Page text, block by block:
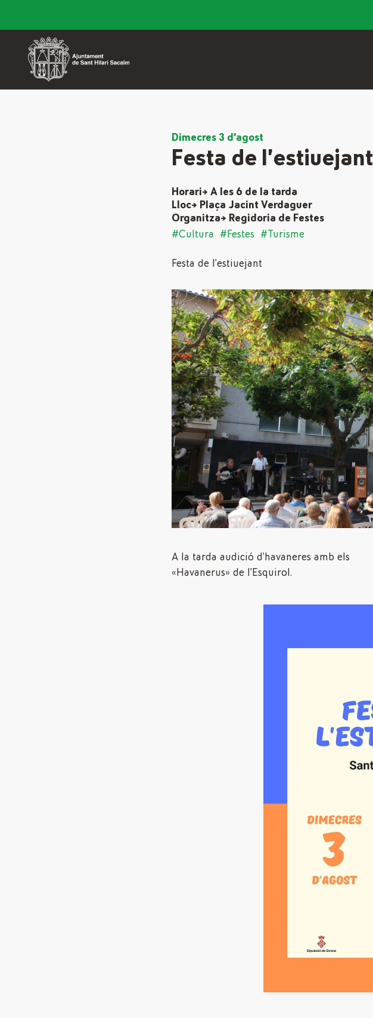
Dimecres 3 d'agost
Festa de l’estiuejant
Horari→ A les 6 de la tarda
Lloc→ Plaça Jacint Verdaguer
Organitza→ Regidoria de Festes
#Cultura
#Festes #Turisme
Festa de l’estiuejant
A la tarda audició d’havaneres amb els
«Havanerus» de l’Esquirol.